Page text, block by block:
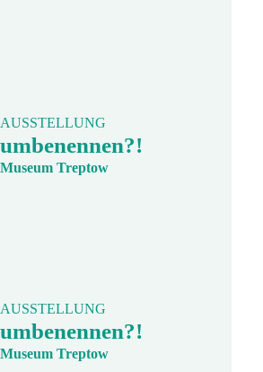
AUSSTELLUNG
umbenennen?!
Museum Treptow
AUSSTELLUNG
umbenennen?!
Museum Treptow